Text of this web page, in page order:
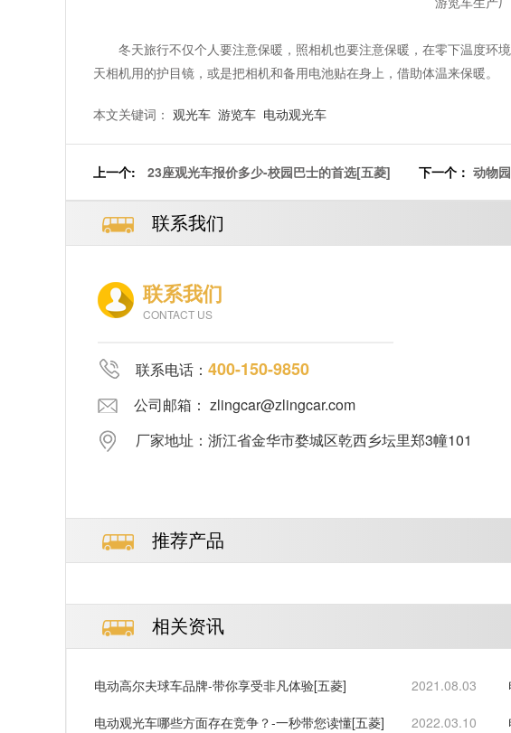
冬天旅行不仅个人要注意保暖，照相机也要注意保暖，在零下温度环
天相机用的护目镜，或是把相机和备用电池贴在身上，借助体温来保暖。
本文关键词： 观光车 游览车 电动观光车
上一个: 23座观光车报价多少-校园巴士的首选[五菱] 下一个： 动物
联系我们
联系我们
CONTACT US
联系电话： 400-150-9850
公司邮箱： zlingcar@zlingcar.com
厂家地址：浙江省金华市婺城区乾西乡坛里郑3幢101
推荐产品
相关资讯
电动高尔夫球车品牌-带你享受非凡体验[五菱] 2021.08.03
电动观光车哪些方面存在竞争？-一秒带您读懂[五菱] 2022.03.10